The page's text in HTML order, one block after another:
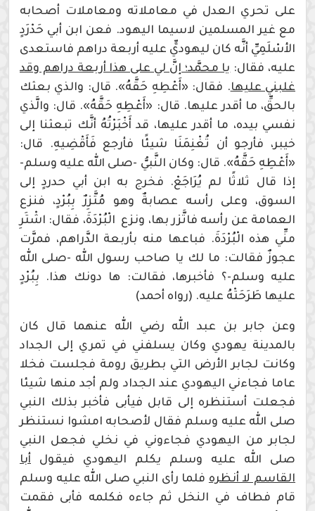
على تحري العدل في معاملاته ومعاملات أصحابه
مع غير المسلمين لاسيما اليهود. فعن‏ ‏ابن أبي حَدْرَدٍ
الأسْلَمِيِّ أنَّه كان ليهوديٍّ عليه أربعة دراهم فاستعدى
عليه، فقال:يا‏ ‏محمَّد؛ ‏إنَّ لي على هذا أربعة دراهم وقد
غلبني عليها. فقال: «أَعْطِهِ حَقَّهُ». قال: والذي بعثك
بالحقِّ، ما أقدر عليها. قال: «أَعْطِهِ حَقَّهُ». قال: والَّذي
نفسي بيده، ما أقدر عليها، قد أَخْبَرْتُهُ أنَّك تبعثنا إلى‏
‏خيبر، ‏‏فأرجو أن تُغْنِمَنَا شيئًا فأرجع‏ ‏فَأَقْضِيهِ. قال:
«أَعْطِهِ حَقَّهُ». قال: وكان النَّبيُّ‏ -صلى الله عليه وسلم-
‏‏إذا قال ثلاثًا لم يُرَاجَعْ. فخرج به‏ ‏ابن أبي حدردٍ ‏إلى
السوق، وعلى رأسه‏ ‏عصابةٌ‏ ‏وهو ‏‏مُتَّزِرٌ ‏بِبُرْدٍ،‏ ‏فنزع
العمامة عن رأسه‏ ‏فاتَّزر ‏بها، ونزع ‏ ‏الْبُرْدَةَ،‏ ‏فقال: اشْتَرِ
منِّي هذه‏ ‏الْبُرْدَةَ. ‏فباعها منه بأربعة الدَّراهم، فمرَّت
عجوزٌ فقالت: ما لك يا صاحب رسول الله‏ -صلى الله
عليه وسلم-؟ ‏فأخبرها، فقالت: ها دونك هذا.‏ ‏بِبُرْدٍ‏
‏عليها طَرَحَتْهُ عليه. (رواه أحمد)
وعن جابر بن عبد الله رضي الله عنهما قال كان
بالمدينة يهودي وكان يسلفني في تمري إلى الجداد
وكانت لجابر الأرض التي بطريق رومة فجلست فخلا
عاما فجاءني اليهودي عند الجداد ولم أجد منها شيئا
فجعلت أستنظره إلى قابل فيأبى فأخبر بذلك النبي
صلى الله عليه وسلم فقال لأصحابه امشوا نستنظر
لجابر من اليهودي فجاءوني في نخلي فجعل النبي
صلى الله عليه وسلم يكلم اليهودي فيقول أبا
القاسم لا أنظره فلما رأى النبي صلى الله عليه وسلم
قام فطاف في النخل ثم جاءه فكلمه فأبى فقمت